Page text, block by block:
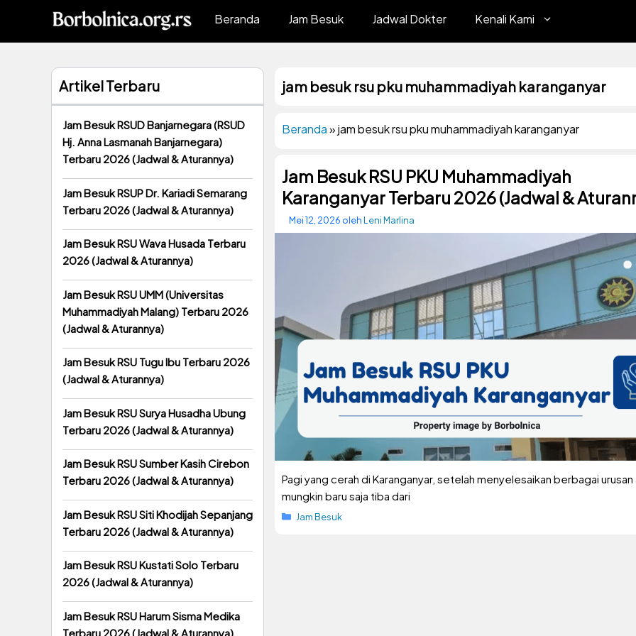
isi
Beranda Jam Besuk Jadwal Dokter Kenali Kami
jam besuk rsu pku muhammadiyah karanganyar
Beranda»jam besuk rsu pku muhammadiyah karanganyar
Jam Besuk RSU PKU Muhammadiyah
Karanganyar Terbaru 2026 (Jadwal &
Mei 12, 2026 olehLeni Marlina
Pagi yang cerah di Karanganyar, setelah menyelesaikan berbagai urusan
mungkin baru saja tiba dari
Kategori
Jam Besuk
Artikel Terbaru
Jam Besuk RSUD Banjarnegara (RSUD
Hj. Anna Lasmanah Banjarnegara)
Terbaru 2026 (Jadwal & Aturannya)
Jam Besuk RSUP Dr. Kariadi Semarang
Terbaru 2026 (Jadwal & Aturannya)
Jam Besuk RSU Wava Husada Terbaru
2026 (Jadwal & Aturannya)
Jam Besuk RSU UMM (Universitas
Muhammadiyah Malang) Terbaru 2026
(Jadwal & Aturannya)
Jam Besuk RSU Tugu Ibu Terbaru 2026
(Jadwal & Aturannya)
Jam Besuk RSU Surya Husadha Ubung
Terbaru 2026 (Jadwal & Aturannya)
Jam Besuk RSU Sumber Kasih Cirebon
Terbaru 2026 (Jadwal & Aturannya)
Jam Besuk RSU Siti Khodijah Sepanjang
Terbaru 2026 (Jadwal & Aturannya)
Jam Besuk RSU Kustati Solo Terbaru
2026 (Jadwal & Aturannya)
Jam Besuk RSU Harum Sisma Medika
Terbaru 2026 (Jadwal & Aturannya)